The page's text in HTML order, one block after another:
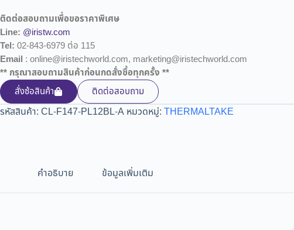
ติดต่อสอบถามเพื่อขอราคาพิเศษ
Line: @iristw.com
Tel: 02-843-6979 ต่อ 115
Email : online@iristechworld.com, marketing@iristechworld.com
** กรุณาสอบถามสินค้าก่อนกดสั่งซื้อทุกครั้ง **
สั่งซ้อสินค้า
ติดต่อสอบถาม
รหัสสินค้า: CL-F147-PL12BL-A หมวดหมู่: THERMALTAKE
คำอธิบาย ข้อมูลเพิ่มเติม